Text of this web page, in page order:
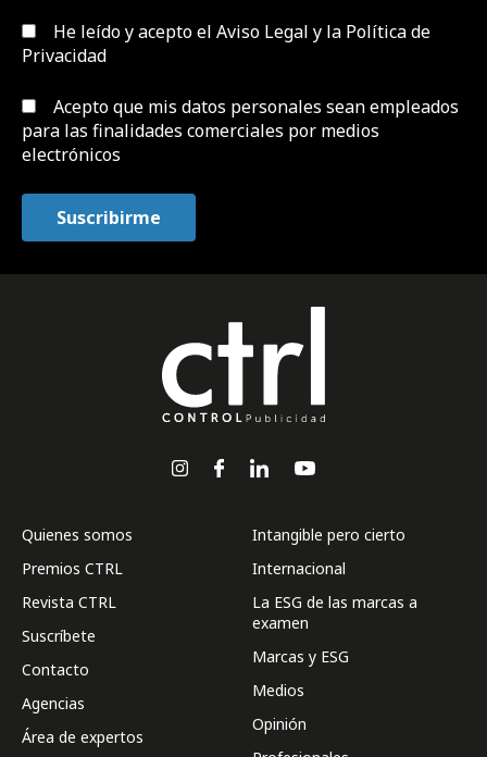
He leído y acepto el Aviso Legal y la Política de
Privacidad
Acepto que mis datos personales sean empleados
para las finalidades comerciales por medios
electrónicos
Quienes somos
Premios CTRL
Revista CTRL
Suscríbete
Contacto
Agencias
Área de expertos
Intangible pero cierto
Internacional
La ESG de las marcas a
examen
Marcas y ESG
Medios
Opinión